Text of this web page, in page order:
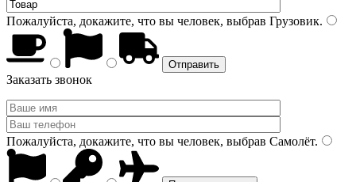
Пожалуйста, докажите, что вы человек, выбрав Грузовик.
Заказать звонок
Пожалуйста, докажите, что вы человек, выбрав Самолёт.